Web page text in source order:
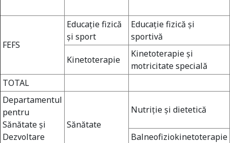
FEFS
Educaţie fizică
şi sport
Educaţie fizică şi
sportivă
Kinetoterapie
Kinetoterapie şi
motricitate specială
TOTAL
Departamentul
pentru
Sănătate şi
Dezvoltare
Sănătate
Nutriţie şi dietetică
Balneofiziokinetoterapie